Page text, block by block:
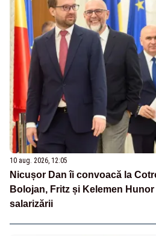
10 aug. 2026, 12:05
Nicușor Dan îi convoacă la
Bolojan, Fritz și Kelemen
salarizării